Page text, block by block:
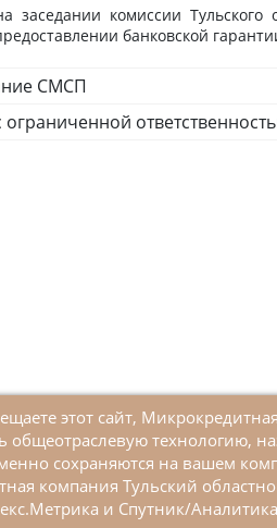
заседании комиссии
банковской
СМСП
малого и среднего
в рамках
этот сайт,
общеотраслевую технологию,
сохраняются на вашем
компания Тульский
и Спутник/